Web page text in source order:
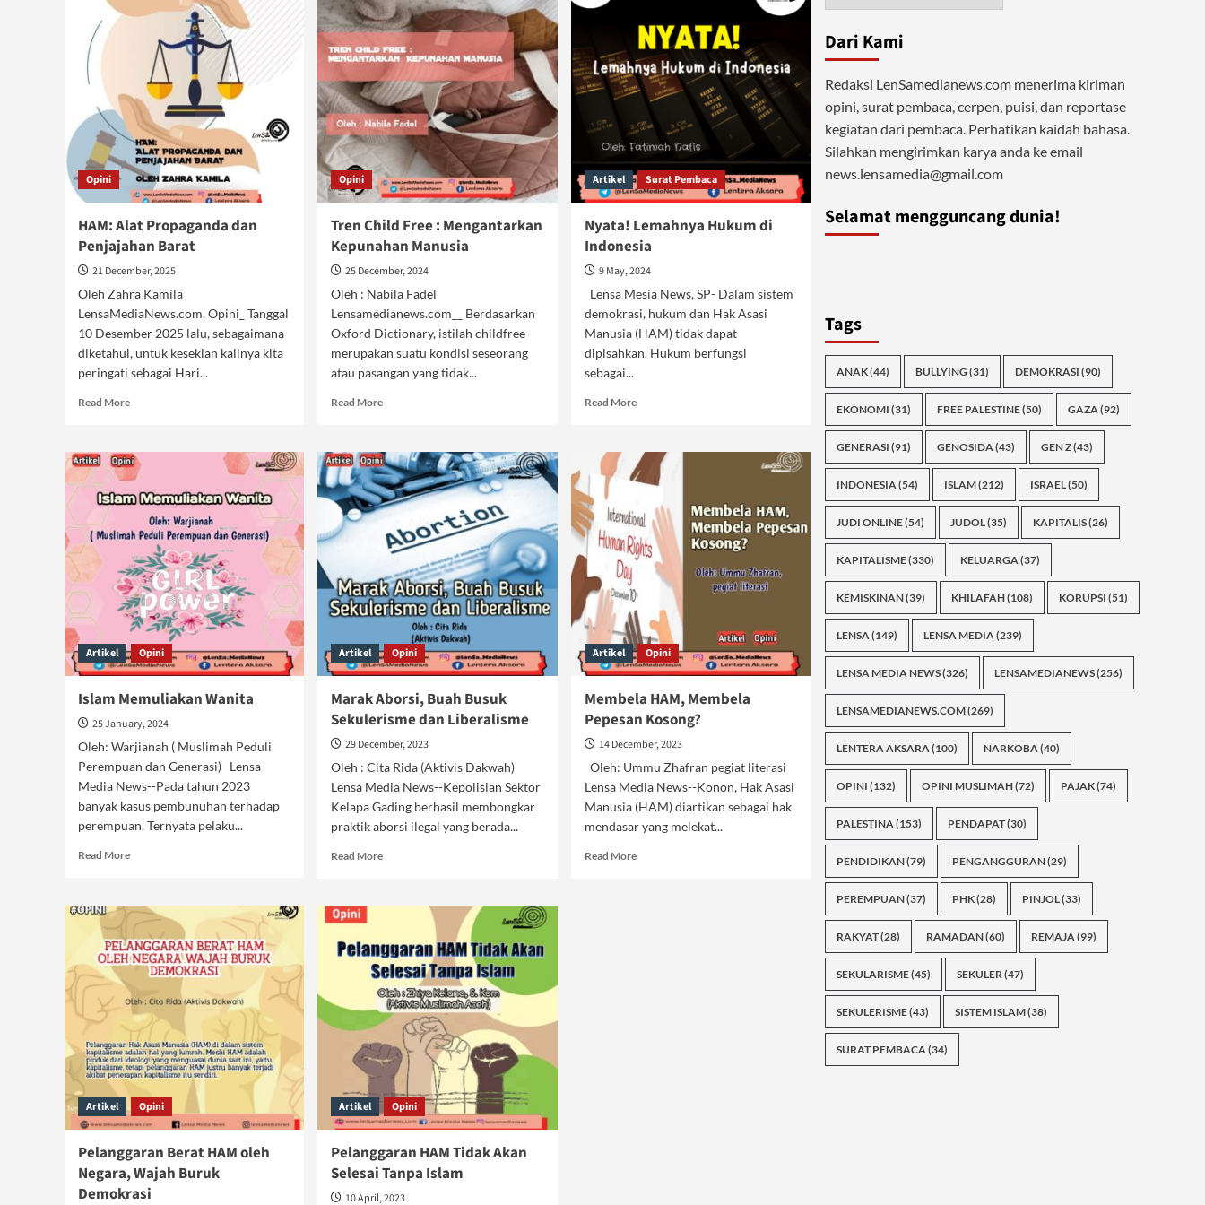
Opini
HAM: Alat Propaganda dan
Penjajahan Barat
21 December, 2025
Oleh Zahra Kamila
LensaMediaNews.com, Opini_ Tanggal
10 Desember 2025 lalu, sebagaimana
diketahui, untuk kesekian kalinya kita
peringati sebagai Hari...
Read MoreRead
HAM:
Alat
Propaganda
dan
Penjajahan
Barat
Opini
Tren Child Free : Mengantarkan
Kepunahan Manusia
25 December, 2024
Oleh : Nabila Fadel
Lensamedianews.com__ Berdasarkan
Oxford Dictionary, istilah childfree
merupakan suatu kondisi seseorang
atau pasangan yang tidak...
Read MoreRead
Tren
Child
Free
:
Mengantarkan
Kepunahan
Manusia
Artikel Surat Pembaca
Nyata! Lemahnya Hukum di
Indonesia
9 May, 2024
Lensa Mesia News, SP- Dalam sistem
demokrasi, hukum dan Hak Asasi
Manusia (HAM) tidak dapat
dipisahkan. Hukum berfungsi
sebagai...
Read MoreRead
Nyata!
Lemahnya
Hukum
Indonesia
Artikel Opini
Islam Memuliakan Wanita
25 January, 2024
Oleh: Warjianah ( Muslimah Peduli
Perempuan dan Generasi) Lensa
Media News--Pada tahun 2023
banyak kasus pembunuhan terhadap
perempuan. Ternyata pelaku...
Read MoreRead
Islam
Memuliakan
Wanita
Artikel Opini
Marak Aborsi, Buah Busuk
Sekulerisme dan Liberalisme
29 December, 2023
Oleh : Cita Rida (Aktivis Dakwah)
Lensa Media News--Kepolisian Sektor
Kelapa Gading berhasil membongkar
praktik aborsi ilegal yang berada...
Read MoreRead
Marak
Busuk
Sekulerisme
dan
Liberalisme
Artikel Opini
Membela HAM, Membela
Pepesan Kosong?
14 December, 2023
Oleh: Ummu Zhafran pegiat literasi
Lensa Media News--Konon, Hak Asasi
Manusia (HAM) diartikan sebagai hak
mendasar yang melekat...
Read MoreRead
Artikel Opini
Pelanggaran Berat HAM oleh
Negara, Wajah Buruk
Demokrasi
Artikel Opini
Pelanggaran HAM Tidak Akan
Selesai Tanpa Islam
10 April, 2023
Dari Kami
Redaksi LenSamedianews.com menerima kiriman
opini, surat pembaca, cerpen, puisi, dan reportase
kegiatan dari pembaca. Perhatikan kaidah bahasa.
Silahkan mengirimkan karya anda ke email
news.lensamedia@gmail.com
Selamat mengguncang dunia!
Tags
ANAK(44) BULLYING (31) DEMOKRASI (90)
EKONOMI (31) FREE PALESTINE(50) GAZA(92)
GENERASI (91) GENOSIDA(43) GEN Z(43)
INDONESIA(54) ISLAM(212) ISRAEL(50)
JUDI ONLINE(54) JUDOL(35) KAPITALIS(26)
KAPITALISME(330) KELUARGA(37)
KEMISKINAN(39) KHILAFAH(108) KORUPSI (51)
LENSA(149) LENSA MEDIA(239)
LENSA MEDIA NEWS(326) LENSAMEDIANEWS(256)
LENSAMEDIANEWS.COM(269)
LENTERA AKSARA(100) NARKOBA(40)
OPINI (132) OPINI MUSLIMAH(72) PAJAK(74)
PALESTINA(153) PENDAPAT(30)
PENDIDIKAN(79) PENGANGGURAN(29)
PEREMPUAN(37) PHK(28) PINJOL(33)
RAKYAT(28) RAMADAN(60) REMAJA(99)
SEKULARISME(45) SEKULER(47)
SEKULERISME(43) SISTEM ISLAM(38)
SURAT PEMBACA(34)